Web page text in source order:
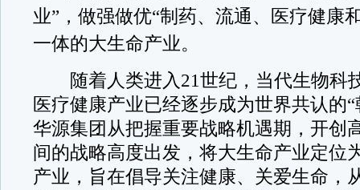
业”，做强做优“制药、流通、医疗健康
一体的大生命产业。
随着人类进入21世纪，当代生物科
医疗健康产业已经逐步成为世界共认的
华源集团从把握重要战略机遇期，开创
间的战略高度出发，将大生命产业定位
产业，旨在倡导关注健康、关爱生命，